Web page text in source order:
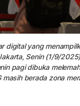
digital yang
Senin (1/9/
pagi dibuka
masih berada zona